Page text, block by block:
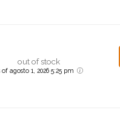
out of stock
of agosto 1, 2026 5:25 pm